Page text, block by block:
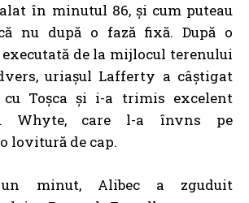
în minutul 86, și cum puteau
nu după o fază fixă. După o
de la mijlocul terenului
uriașul Lafferty a câștigat
cu Toșca și i-a trimis excelent
Whyte, care l-a învns pe
lovitură de cap.
minut, Alibec a zguduit